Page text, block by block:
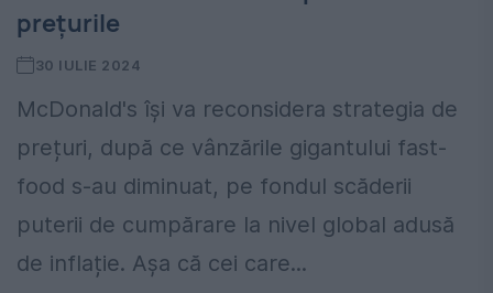
prețurile
30 IULIE 2024
McDonald's își va reconsidera strategia de
prețuri, după ce vânzările gigantului fast-
food s-au diminuat, pe fondul scăderii
puterii de cumpărare la nivel global adusă
de inflație. Așa că cei care...